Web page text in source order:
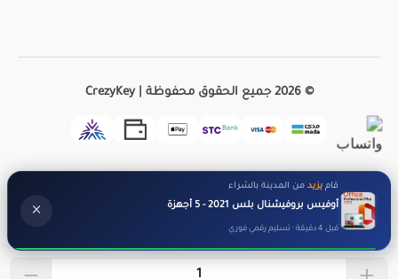
© 2026 جميع الحقوق محفوظة | CrezyKey
قام يزيد من المدينة بالشراء
أوفيس بروفيشنال بلس 2021 - 5 أجهزة
قبل 4 دقيقة · تسليم رقمي فوري
×